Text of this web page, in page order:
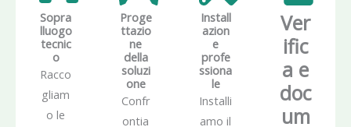
Sopra
lluogo
tecnic
o
Racco
gliam
o le
Proge
ttazio
ne
della
soluzi
one
Confr
ontia
Install
azion
e
profe
ssiona
le
Installi
amo il
Ver
ific
a e
doc
um